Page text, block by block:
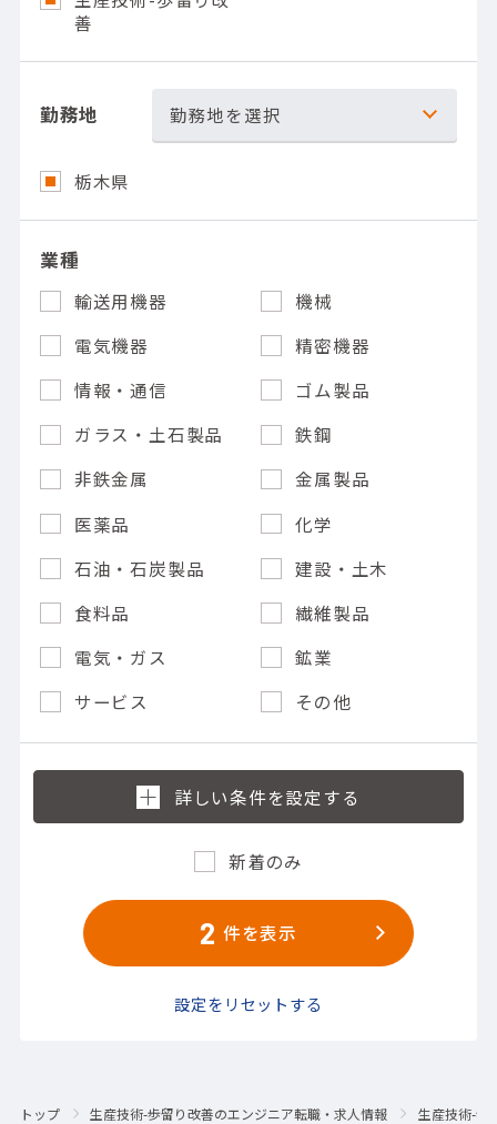
善
勤務地 勤務地を選択
栃木県
業種
輸送用機器
機械
電気機器
精密機器
情報・通信
ゴム製品
ガラス・土石製品
鉄鋼
非鉄金属
金属製品
医薬品
化学
石油・石炭製品
建設・土木
食料品
繊維製品
電気・ガス
鉱業
サービス
その他
新着のみ
2 件を表示
設定をリセットする
トップ 生産技術-歩留り改善のエンジニア転職・求人情報 生産技術-歩